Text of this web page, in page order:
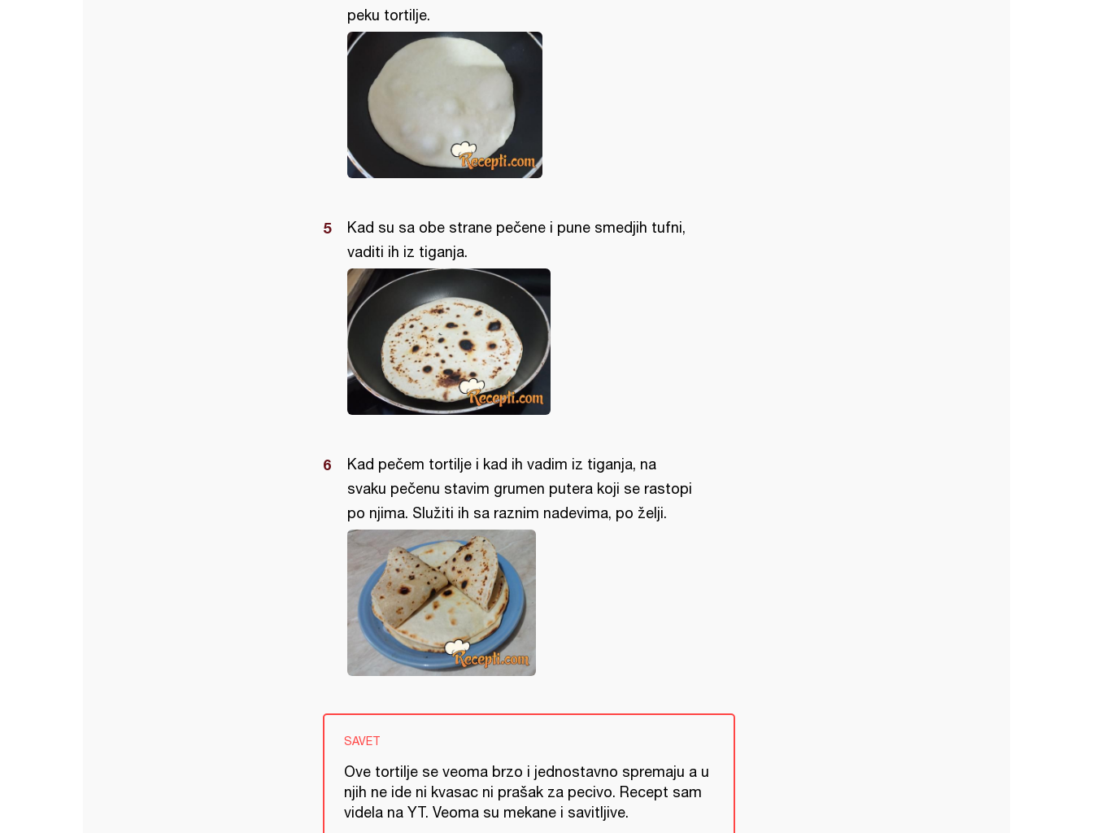
peku tortilje.
Kad su sa obe strane pečene i pune smedjih tufni,
vaditi ih iz tiganja.
Kad pečem tortilje i kad ih vadim iz tiganja, na
svaku pečenu stavim grumen putera koji se rastopi
po njima. Služiti ih sa raznim nadevima, po želji.
SAVET
Ove tortilje se veoma brzo i jednostavno spremaju a u
njih ne ide ni kvasac ni prašak za pecivo. Recept sam
videla na YT. Veoma su mekane i savitljive.